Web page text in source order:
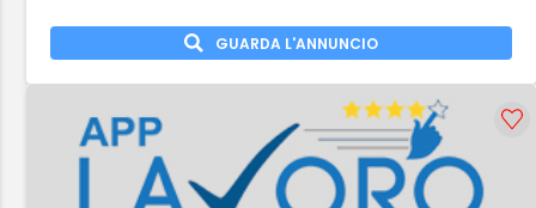
GUARDA L'ANNUNCIO